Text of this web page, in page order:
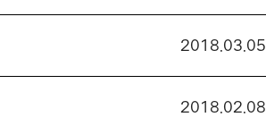
2018.03.05
2018.02.08